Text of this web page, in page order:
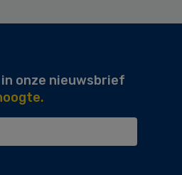
onze nieuwsbrief